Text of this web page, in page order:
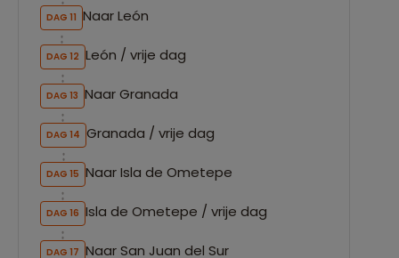
DAG 11 Naar León
DAG 12 León / vrije dag
DAG 13 Naar Granada
DAG 14 Granada / vrije dag
DAG 15 Naar Isla de Ometepe
DAG 16 Isla de Ometepe / vrije dag
DAG 17 Naar San Juan del Sur